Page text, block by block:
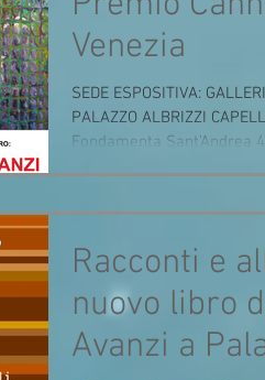
ch
Venezia
SEDE ESPOSITIVA:
PALAZZO ALBRIZZI
Fondamenta Sant’Andrea
Palazzo) ORARIO VISITE:
2025’ negli splendidi
Nobile di Palazzo Albrizzi
Biennale veneziana e tra i
Racconti e
nuovo libro
Avanzi a